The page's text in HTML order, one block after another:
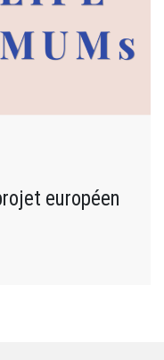
européen